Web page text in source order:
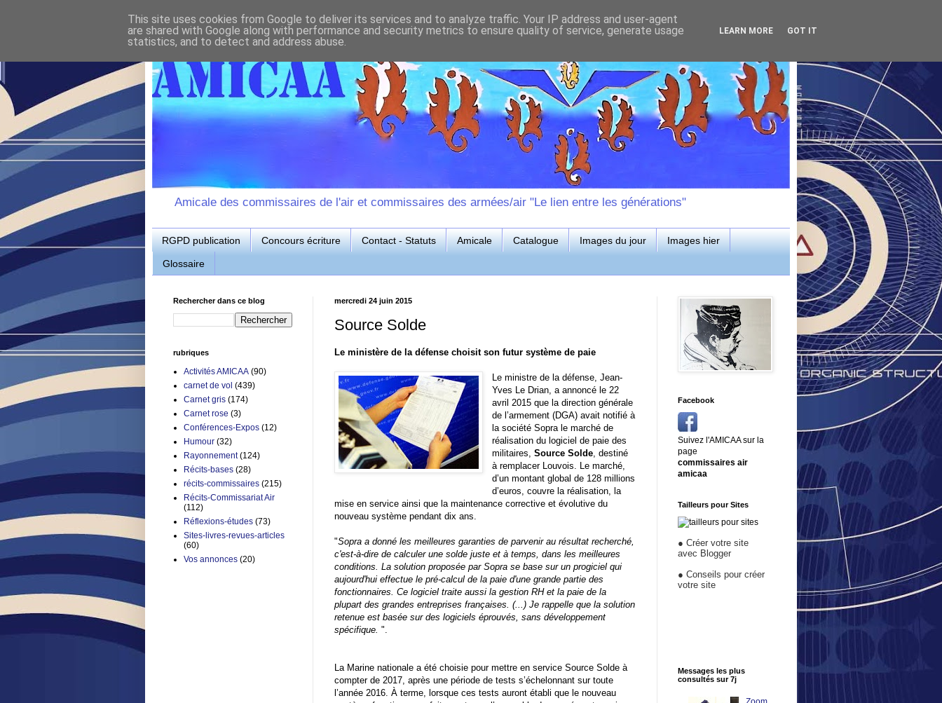
Amicale des commissaires de l'air et commissaires des armées/air "Le lien entre les générations"
RGPD publication Concours écriture Contact - Statuts Amicale Catalogue Images du jour Images hier
Glossaire
mercredi 24 juin 2015
Source Solde
Le ministère de la défense choisit son futur système de paie
Le ministre de la défense, Jean-
Yves Le Drian, a annoncé le 22
avril 2015 que la direction générale
de l’armement (DGA) avait notifié à
la société Sopra le marché de
réalisation du logiciel de paie des
militaires,Source Solde , destiné
à remplacer Louvois. Le marché,
d’un montant global de 128 millions
d’euros, couvre la réalisation, la
mise en service ainsi que la maintenance corrective et évolutive du
nouveau système pendant dix ans.
"Sopra a donné les meilleures garanties de parvenir au résultat recherché,
c'est-à-dire de calculer une solde juste et à temps, dans les meilleures
conditions. La solution proposée par Sopra se base sur un progiciel qui
aujourd'hui effectue le pré-calcul de la paie d'une grande partie des
fonctionnaires. Ce logiciel traite aussi la gestion RH et la paie de la
plupart des grandes entreprises françaises. (...) Je rappelle que la solution
retenue est basée sur des logiciels éprouvés, sans développement
spécifique. ".
La Marine nationale a été choisie pour mettre en service Source Solde à
compter de 2017, après une période de tests s’échelonnant sur toute
l’année 2016. À terme, lorsque ces tests auront établi que le nouveau
Rechercher dans ce blog
rubriques
Activités AMICAA (90)
carnet de vol (439)
Carnet gris (174)
Carnet rose (3)
Conférences-Expos (12)
Humour (32)
Rayonnement (124)
Récits-bases (28)
récits-commissaires (215)
Récits-Commissariat Air
(112)
Réflexions-études (73)
Sites-livres-revues-articles
(60)
Vos annonces (20)
Facebook
Suivez l'AMICAA sur la
page
commissaires air
amicaa
Tailleurs pour Sites
● Créer votre site
avec Blogger
● Conseils pour créer
votre site
Messages les plus
consultés sur 7j
This site uses cookies from Google to deliver its services and to analyze traffic. Your IP address and user-agent
are shared with Google along with performance and security metrics to ensure quality of service, generate usage
statistics, and to detect and address abuse.
LEARN MORE GOT IT